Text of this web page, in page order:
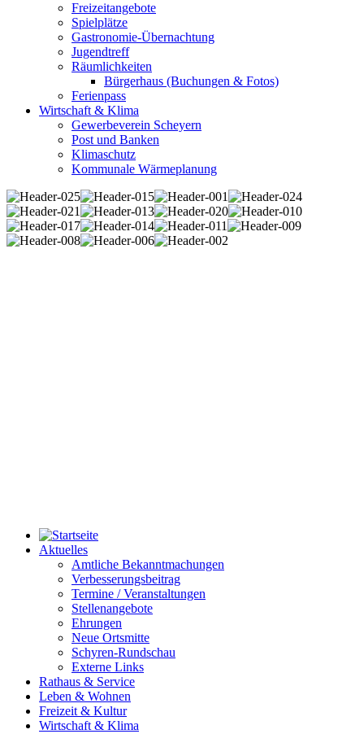
Freizeitangebote
Spielplätze
Gastronomie-Übernachtung
Jugendtreff
Räumlichkeiten
Bürgerhaus (Buchungen & Fotos)
Ferienpass
Wirtschaft & Klima
Gewerbeverein Scheyern
Post und Banken
Klimaschutz
Kommunale Wärmeplanung
Aktuelles
Amtliche Bekanntmachungen
Verbesserungsbeitrag
Termine / Veranstaltungen
Stellenangebote
Ehrungen
Neue Ortsmitte
Schyren-Rundschau
Externe Links
Rathaus & Service
Leben & Wohnen
Freizeit & Kultur
Wirtschaft & Klima